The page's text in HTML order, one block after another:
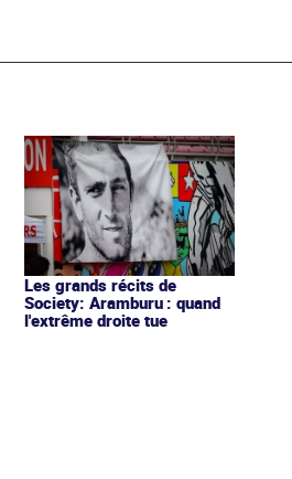
Les grands récits de
Society: Aramburu : quand
l'extrême droite tue